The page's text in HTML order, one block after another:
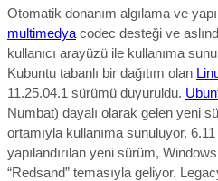
Otomatik donanım algılama ve
multimedya codec desteği ve
kullanıcı arayüzü ile kullanıma
Kubuntu tabanlı bir dağıtım olan
11.25.04.1 sürümü duyuruldu. U
Numbat) dayalı olarak gelen yeni
ortamıyla kullanıma sunuluyor. 6.11
yapılandırılan yeni sürüm,
“Redsand” temasıyla geliyor.